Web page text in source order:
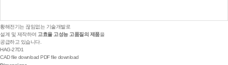
황해전기는 끊임없는 기술개발로
설계 및 제작하여 고효율 고성능 고품질의 제품을
공급하고 있습니다.
HAG-27D1
CAD file download PDF file download